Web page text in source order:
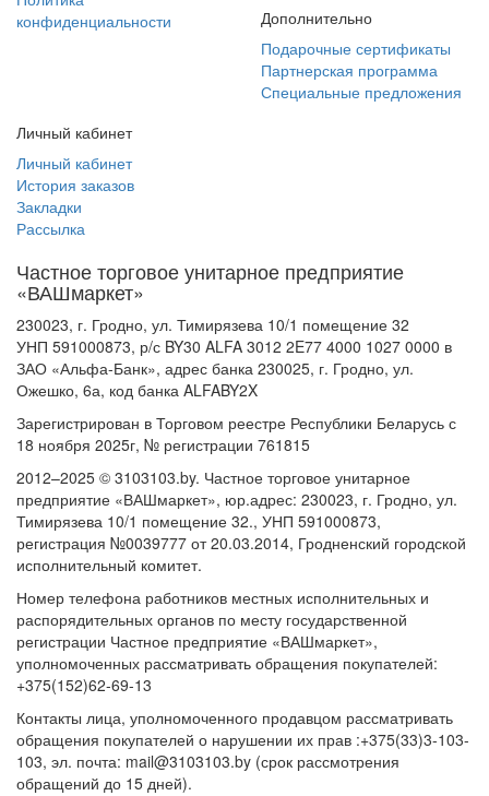
конфиденциальности
Дополнительно
Подарочные сертификаты
Партнерская программа
Специальные предложения
Личный кабинет
Личный кабинет
История заказов
Закладки
Рассылка
Частное торговое унитарное предприятие
«ВАШмаркет»
230023, г. Гродно, ул. Тимирязева 10/1 помещение 32
УНП 591000873, р/с BY30 ALFA 3012 2E77 4000 1027 0000 в
ЗАО «Альфа-Банк», адрес банка 230025, г. Гродно, ул.
Ожешко, 6а, код банка ALFABY2X
Зарегистрирован в Торговом реестре Республики Беларусь с
18 ноября 2025г, № регистрации 761815
2012–2025 © 3103103.by. Частное торговое унитарное
предприятие «ВАШмаркет», юр.адрес: 230023, г. Гродно, ул.
Тимирязева 10/1 помещение 32., УНП 591000873,
регистрация №0039777 от 20.03.2014, Гродненский городской
исполнительный комитет.
Номер телефона работников местных исполнительных и
распорядительных органов по месту государственной
регистрации Частное предприятие «ВАШмаркет»,
уполномоченных рассматривать обращения покупателей:
+375(152)62-69-13
Контакты лица, уполномоченного продавцом рассматривать
обращения покупателей о нарушении их прав :+375(33)3-103-
103, эл. почта: mail@3103103.by (срок рассмотрения
обращений до 15 дней).